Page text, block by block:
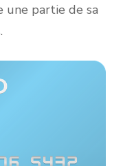
une partie de sa